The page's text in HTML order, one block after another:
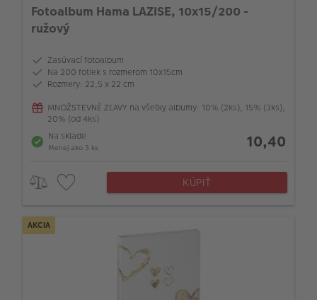
Fotoalbum Hama LAZISE, 10x15/200 -
ružový
Zasúvací fotoalbum
Na 200 fotiek s rozmerom 10x15cm
Rozmery: 22,5 x 22 cm
MNOŽSTEVNÉ ZĽAVY na všetky albumy: 10% (2ks), 15% (3ks),
20% (od 4ks)
Na sklade
Menej ako 3 ks 10,40
KÚPIŤ
AKCIA